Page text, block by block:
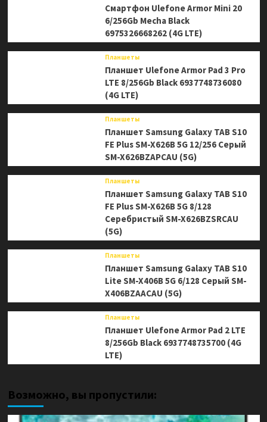
Смартфон Ulefone Armor Mini 20
6/256Gb Mecha Black
6975326668262 (4G LTE)
Планшеты
Планшет Ulefone Armor Pad 3 Pro
LTE 8/256Gb Black 6937748736080
(4G LTE)
Планшеты
Планшет Samsung Galaxy TAB S10
FE Plus SM-X626B 5G 12/256 Серый
SM-X626BZAPCAU (5G)
Планшеты
Планшет Samsung Galaxy TAB S10
FE Plus SM-X626B 5G 8/128
Серебристый SM-X626BZSRCAU
(5G)
Планшеты
Планшет Samsung Galaxy TAB S10
Lite SM-X406B 5G 6/128 Серый SM-
X406BZAACAU (5G)
Планшеты
Планшет Ulefone Armor Pad 2 LTE
8/256Gb Black 6937748735700 (4G
LTE)
Возможно, вы пропустили: